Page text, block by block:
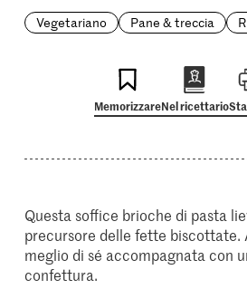
Vegetariano
Pane & treccia
MemorizzareNel ricettario
Questa soffice brioche di pasta
precursore delle fette biscottate.
meglio di sé accompagnata con
confettura.